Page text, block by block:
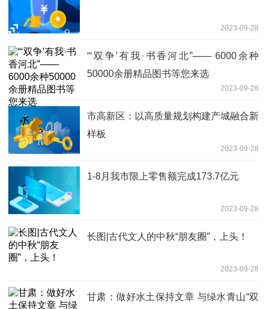
2023-09-28
“‘双争’有我·书香河北”—— 6000余种
50000余册精品图书等您来选
2023-09-28
市高新区：以高质量规划构建产城融合新
样板
2023-09-28
1-8月我市限上零售额完成173.7亿元
2023-09-28
长图|古代文人的中秋“朋友圈”，上头！
2023-09-28
甘肃：做好水土保持文章 与绿水青山“双